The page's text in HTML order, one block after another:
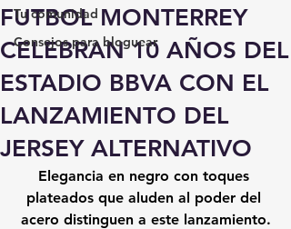
Tu comunidad
Consejos para bloguear
FUTBOL MONTERREY
CELEBRAN 10 AÑOS DEL
ESTADIO BBVA CON EL
LANZAMIENTO DEL
JERSEY ALTERNATIVO
Elegancia en negro con toques
plateados que aluden al poder del
acero distinguen a este lanzamiento.